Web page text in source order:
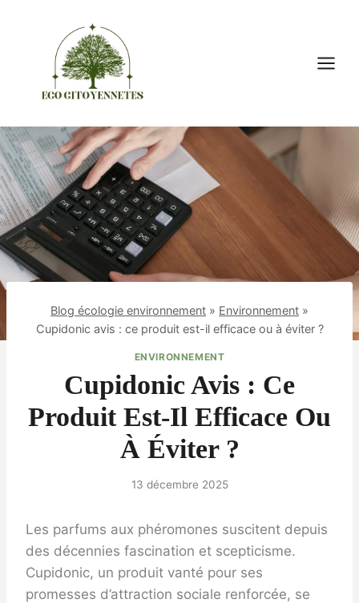
Blog écologie environnement » Environnement »
Cupidonic avis : ce produit est-il efficace ou à éviter ?
ENVIRONNEMENT
Cupidonic Avis : Ce
Produit Est-Il Efficace Ou
À Éviter ?
13 décembre 2025
Les parfums aux phéromones suscitent depuis
des décennies fascination et scepticisme.
Cupidonic, un produit vanté pour ses
promesses d’attraction sociale renforcée, se